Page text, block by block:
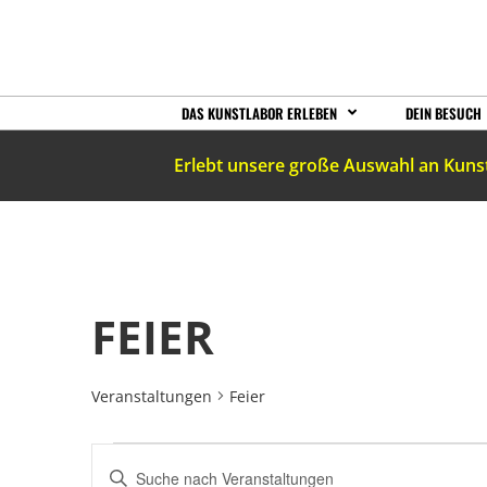
DAS KUNSTLABOR ERLEBEN DEIN BESUCH
Erlebt unsere große Auswahl an
FEIER
Veranstaltungen Feier
VERANSTALTUNGEN
Bitte
Schlüsselwort